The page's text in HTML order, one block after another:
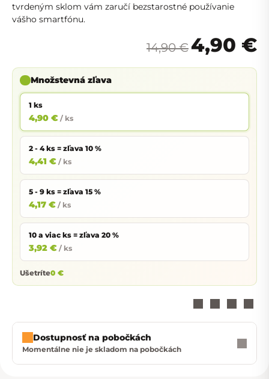
tvrdeným sklom vám zaručí bezstarostné používanie
vášho smartfónu.
14,90 €4,90 €
Množstevná zľava
1 ks
4,90 € / ks
2 - 4 ks = zľava 10 %
4,41 € / ks
5 - 9 ks = zľava 15 %
4,17 € / ks
10 a viac ks = zľava 20 %
3,92 € / ks
Ušetríte0 €
Zavrieť
Dostupnosť na pobočkách
Momentálne nie je skladom na pobočkách